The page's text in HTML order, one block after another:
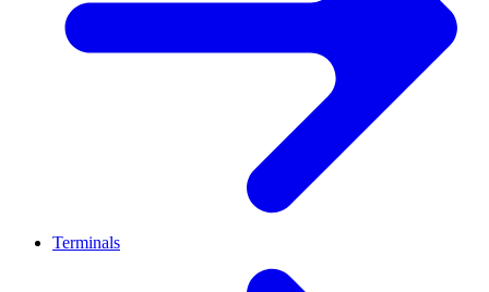
Terminals